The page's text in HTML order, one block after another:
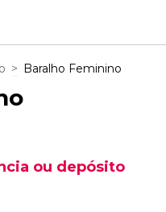
> Baralho Feminino
ou depósito